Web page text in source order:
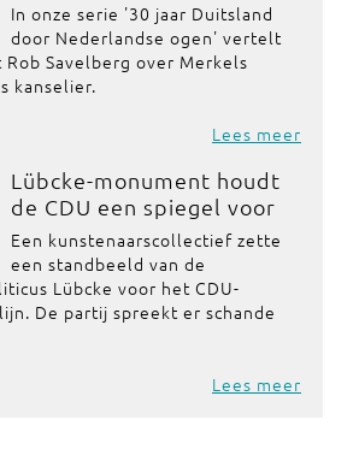
In onze serie '30 jaar Duitsland
door Nederlandse ogen' vertelt
Savelberg over Merkels
kanselier.
Lees meer
Lübcke-monument houdt
de CDU een spiegel voor
Een kunstenaarscollectief zette
een standbeeld van de
Lübcke voor het CDU-
De partij spreekt er schande
Lees meer